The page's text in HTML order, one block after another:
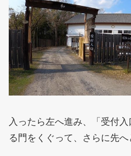
入ったら左へ進み、「受付
る門をくぐって、さらに先